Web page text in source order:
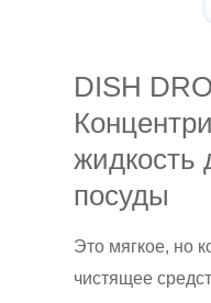
DISH
жидкость
посуды
Это мягкое, но
чистящее